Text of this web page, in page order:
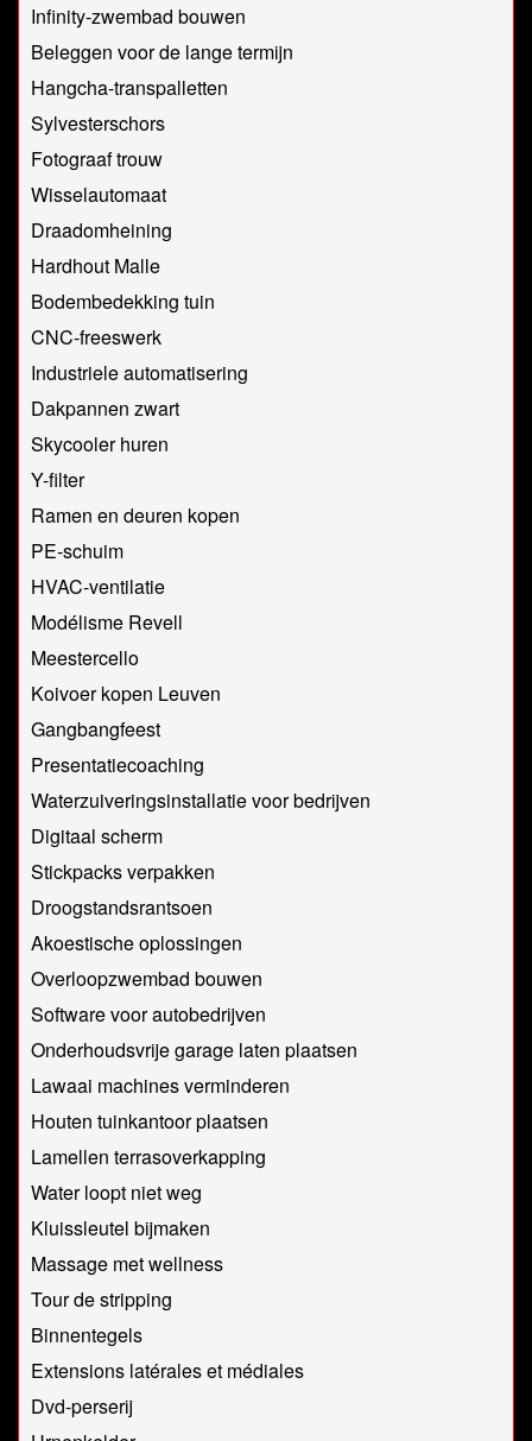
Infinity-zwembad bouwen
Beleggen voor de lange termijn
Hangcha-transpalletten
Sylvesterschors
Fotograaf trouw
Wisselautomaat
Draadomheining
Hardhout Malle
Bodembedekking tuin
CNC-freeswerk
Industriele automatisering
Dakpannen zwart
Skycooler huren
Y-filter
Ramen en deuren kopen
PE-schuim
HVAC-ventilatie
Modélisme Revell
Meestercello
Koivoer kopen Leuven
Gangbangfeest
Presentatiecoaching
Waterzuiveringsinstallatie voor bedrijven
Digitaal scherm
Stickpacks verpakken
Droogstandsrantsoen
Akoestische oplossingen
Overloopzwembad bouwen
Software voor autobedrijven
Onderhoudsvrije garage laten plaatsen
Lawaai machines verminderen
Houten tuinkantoor plaatsen
Lamellen terrasoverkapping
Water loopt niet weg
Kluissleutel bijmaken
Massage met wellness
Tour de stripping
Binnentegels
Extensions latérales et médiales
Dvd-perserij